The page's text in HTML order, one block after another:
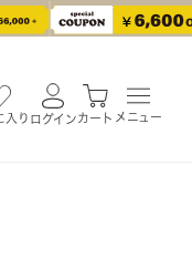
入り ログインカート メニュー